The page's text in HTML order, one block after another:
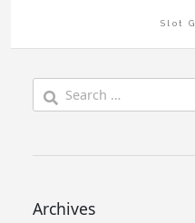
Slot
Search
for:
Archives